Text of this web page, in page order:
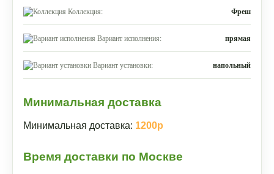
Коллекция: Фреш
Вариант исполнения: прямая
Вариант установки: напольный
Минимальная доставка
Минимальная доставка: 1200р
Время доставки по Москве